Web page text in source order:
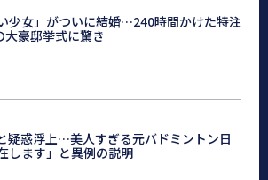
少女」がついに結婚…240時間かけた特注
大豪邸挙式に驚き
疑惑浮上…美人すぎる元バドミントン日
します」と異例の説明